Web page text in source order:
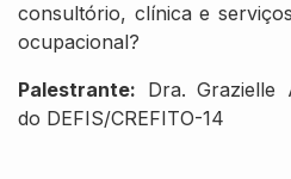
consultório, clínica e
ocupacional?
Palestrante: Dra. Grazielle
do DEFIS/CREFITO-14